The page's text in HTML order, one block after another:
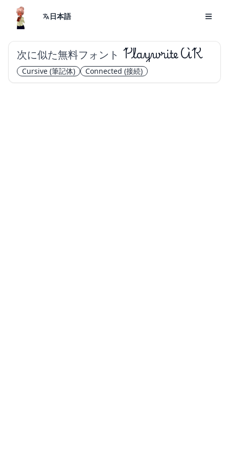
日本語
次に似た無料フォント Playwrite AR
Cursive (筆記体) Connected (接続)